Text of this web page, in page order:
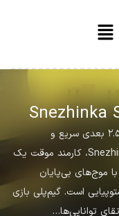
Snezhinka Sentinel Girls2 یک بازی شوتر ۲.۵ بعدی سریع و
هیجان‌انگیز است که بازیکنان را در نقش Snezhinka، کارمند موقت یک
موج‌های بی‌پایان
است. گیم‌پلی بازی
توانایی‌ها…